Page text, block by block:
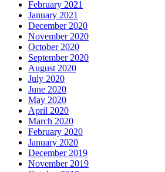
February 2021
January 2021
December 2020
November 2020
October 2020
September 2020
August 2020
July 2020
June 2020
May 2020
April 2020
March 2020
February 2020
January 2020
December 2019
November 2019